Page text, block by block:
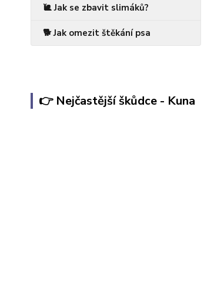
🐌 Jak se zbavit slimáků?
🐕 Jak omezit štěkání psa
👉 Nejčastější škůdce - Kuna